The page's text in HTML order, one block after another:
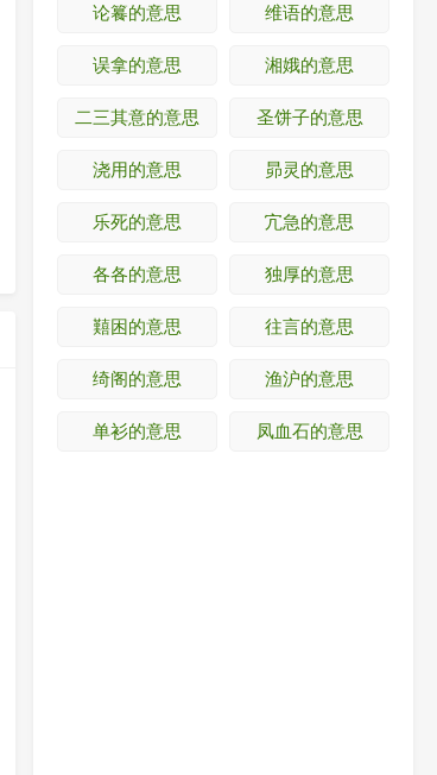
论籑的意思 维语的意思
误拿的意思 湘娥的意思
二三其意的意思 圣饼子的意思
浇用的意思 昴灵的意思
乐死的意思 宂急的意思
各各的意思 独厚的意思
囏困的意思 往言的意思
绮阁的意思 渔沪的意思
单衫的意思 凤血石的意思